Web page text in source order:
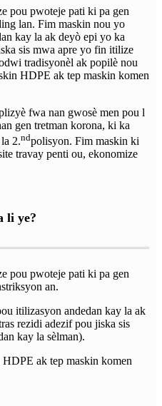
pou pwoteje pati ki pa gen
lan. Fim maskin nou yo
kay la ak deyò epi yo ka
sis mwa apre yo fin itilize
tradisyonèl ak popilè nou
HDPE ak tep maskin komen
fwa nan gwosè men pou l
gen tretman korona, ki ka
2.ndpolisyon. Fim maskin ki
travay penti ou, ekonomize
li ye?
pou pwoteje pati ki pa gen
an.
itilizasyon andedan kay la ak
rezidi adezif pou jiska sis
kay la sèlman).
ak tep maskin komen